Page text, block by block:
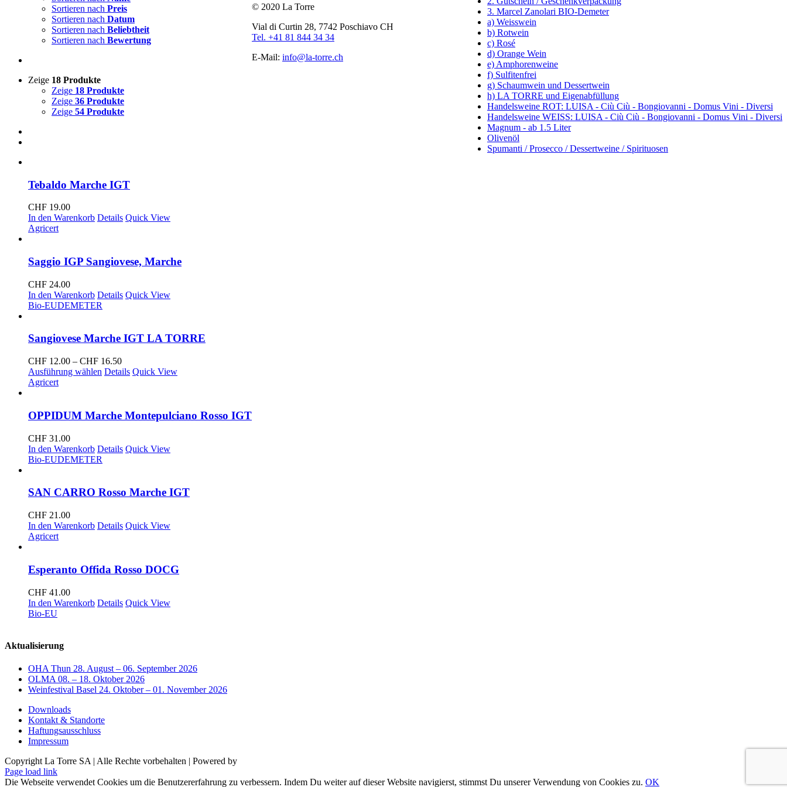
Sortieren nach Preis
Sortieren nach Datum
Sortieren nach Beliebtheit
Sortieren nach Bewertung
Zeige 18 Produkte
Zeige 18 Produkte
Zeige 36 Produkte
Zeige 54 Produkte
Tebaldo Marche IGT
CHF 19.00
In den Warenkorb Details Quick View
Agricert
Saggio IGP Sangiovese, Marche
CHF 24.00
In den Warenkorb Details Quick View
Bio-EUDEMETER
Sangiovese Marche IGT LA TORRE
CHF 12.00 – CHF 16.50Preisspanne:
CHF 12.00
Ausführung wählen Details Quick View
Agricert
OPPIDUM Marche Montepulciano Rosso IGT
CHF 31.00
In den Warenkorb Details Quick View
Bio-EUDEMETER
SAN CARRO Rosso Marche IGT
CHF 21.00
In den Warenkorb Details Quick View
Agricert
Esperanto Offida Rosso DOCG
CHF 41.00
In den Warenkorb Details Quick View
Bio-EU
3. Marcel Zanolari BIO-Demeter
a) Weisswein
b) Rotwein
c) Rosé
d) Orange Wein
e) Amphorenweine
f) Sulfitenfrei
g) Schaumwein und Dessertwein
h) LA TORRE und Eigenabfüllung
Handelsweine ROT: LUISA - Ciù Ciù - Bongiovanni - Domus Vini - Diversi
Handelsweine WEISS: LUISA - Ciù Ciù - Bongiovanni - Domus Vini - Diversi
Magnum - ab 1.5 Liter
Olivenöl
Spumanti / Prosecco / Dessertweine / Spirituosen
© 2020 La Torre
Vial di Curtin 28, 7742 Poschiavo CH
Tel. +41 81 844 34 34
E-Mail: info@la-torre.ch
Aktualisierung
OHA Thun 28. August – 06. September 2026
OLMA 08. – 18. Oktober 2026
Weinfestival Basel 24. Oktober – 01. November 2026
Downloads
Kontakt & Standorte
Haftungsausschluss
Impressum
Copyright La Torre SA | Alle Rechte vorbehalten | Powered by
Facebook
Page load link
Die Webseite verwendet Cookies um die Benutzererfahrung zu verbessern. Indem Du weiter auf dieser Website navigierst, stimmst Du unserer Verwendung von Cookies zu. OK